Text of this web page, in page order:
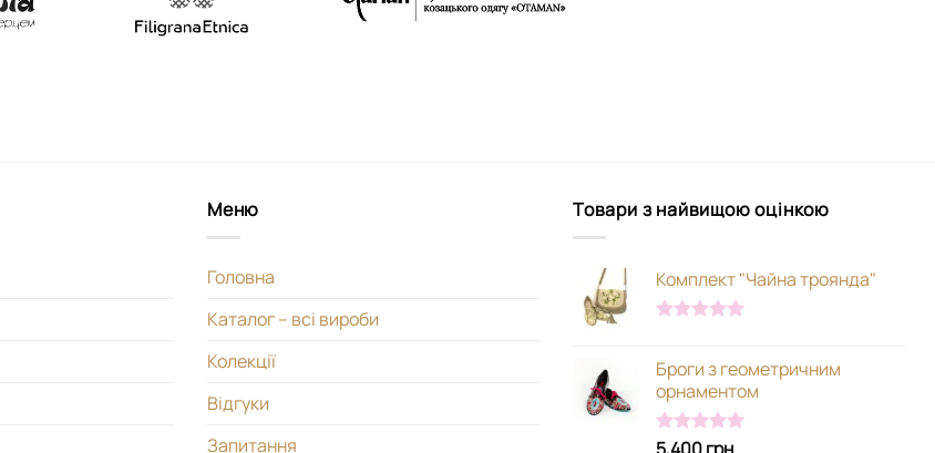
Меню
Головна
Каталог – всі вироби
Колекції
Відгуки
Запитання
Товари з найвищою оцінкою
Комплект "Чайна троянда"
Броги з геометричним
орнаментом
Оцінено в